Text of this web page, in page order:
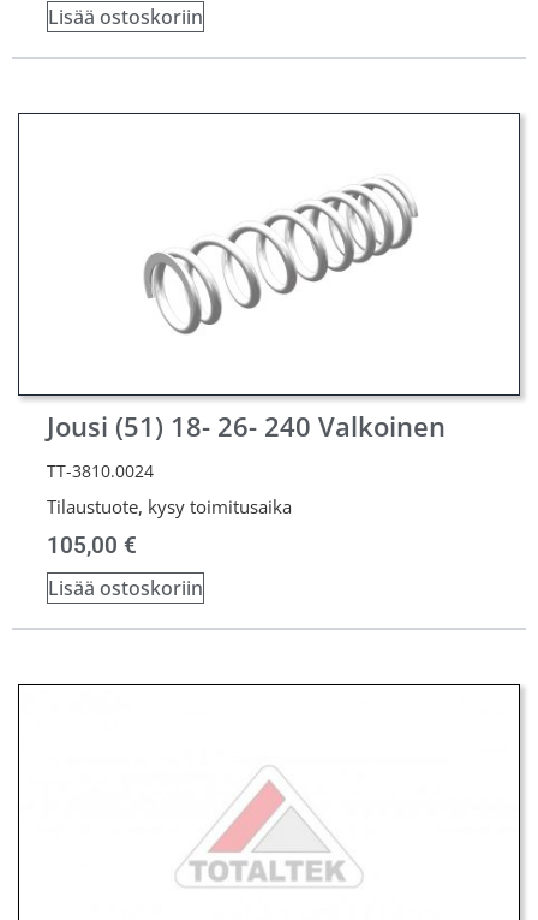
Lisää ostoskoriin
Jousi (51) 18- 26- 240 Valkoinen
TT-3810.0024
Tilaustuote, kysy toimitusaika
105,00 €
Lisää ostoskoriin